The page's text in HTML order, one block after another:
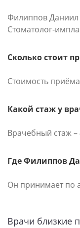
Филиппов Даниил
Стоматолог-
Сколько стоит
Стоимость
Какой стаж у
Врачебный стаж –
Где Филиппов
Он принимает по
Врачи близкие